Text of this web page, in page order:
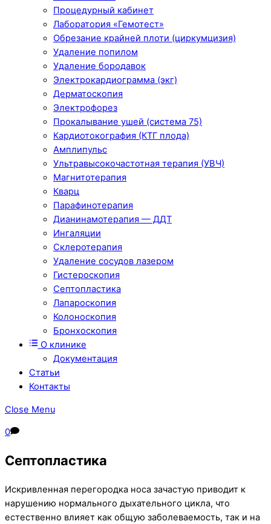
Процедурный кабинет
Лаборатория «Гемотест»
Обрезание крайней плоти (циркумцизия)
Удаление попилом
Удаление бородавок
Электрокардиограмма (экг)
Дерматоскопия
Электрофорез
Прокалывание ушей (система 75)
Кардиотокография (КТГ плода)
Амплипульс
Ультравысокочастотная терапия (УВЧ)
Магнитотерапия
Кварц
Парафинотерапия
Дианинамотерапия — ДДТ
Ингаляции
Склеротерапия
Удаление сосудов лазером
Гистероскопия
Септопластика
Лапароскопия
Колоноскопия
Бронхоскопия
О клинике
Документация
Статьи
Контакты
Close Menu
0
Септопластика
Искривленная перегородка носа зачастую приводит к
нарушению нормального дыхательного цикла, что
естественно влияет как общую заболеваемость, так и на